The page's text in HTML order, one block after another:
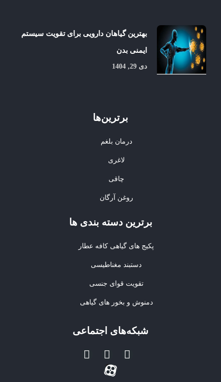
بهترین گیاهان دارویی برای تقویت سیستم
ایمنی بدن
دی 29, 1404
برترین‌ها
درمان بلغم
لاغری
چاقی
روغن آرگان
برترین‌ دسته بندی ها
پکیج های گیاهی کافه عطار
دستبند مغناطیسی
تقویت قوای جنسی
دمنوش و بخور های گیاهی
شبکه‌های اجتماعی